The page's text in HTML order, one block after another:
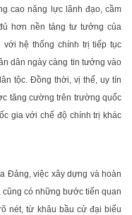
cao năng lực lãnh đạo, cầm
hơn nền tảng tư tưởng của
hệ thống chính trị tiếp tục
dân ngày càng tin tưởng vào
tộc. Đồng thời, vị thế, uy tín
tăng cường trên trường quốc
gia với chế độ chính trị khác
Đảng, việc xây dựng và hoàn
có những bước tiến quan
nét, từ khâu bầu cử đại biểu